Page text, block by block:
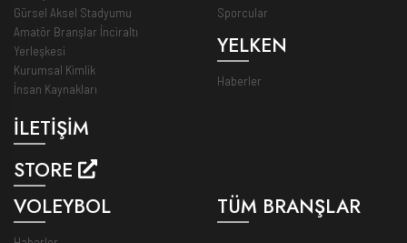
Gürsel Aksel Stadyumu
Amatör Branşlar İnciraltı
Yerleşkesi
Kurumsal Kimlik
İnsan Kaynakları
İLETİŞİM
STORE
Sporcular
YELKEN
Haberler
VOLEYBOL TÜM BRANŞLAR